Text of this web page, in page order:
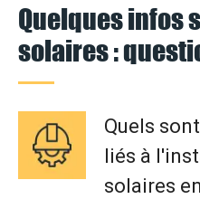
Quelques infos
solaires :
Quels
liés à
solaires